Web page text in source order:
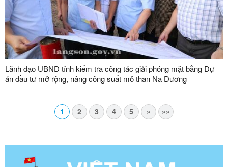
Lãnh đạo UBND tỉnh kiểm tra công tác giải phóng mặt bằng Dự
án đầu tư mở rộng, nâng công suất mỏ than Na Dương
1 2 3 4 5 » »»